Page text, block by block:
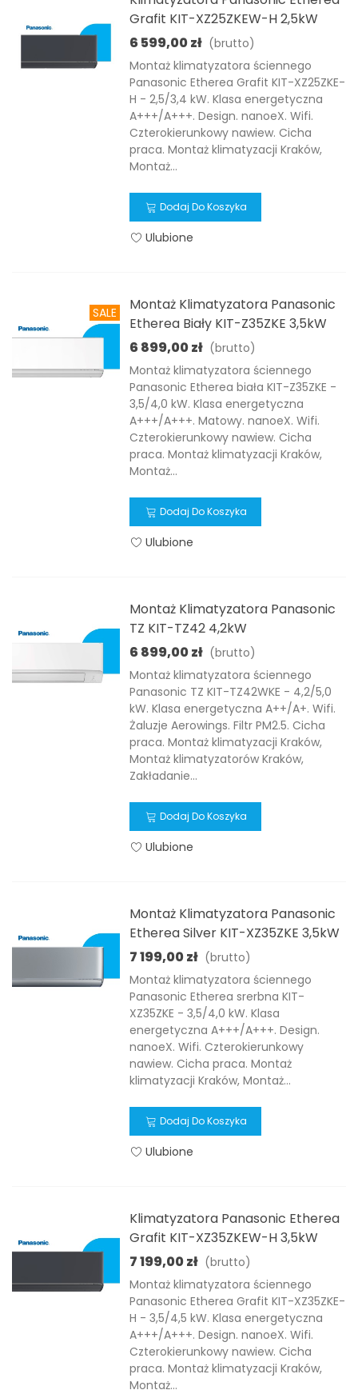
Grafit KIT-XZ25ZKEW-H 2,5kW
6 599,00 zł (brutto)
Montaż klimatyzatora ściennego
Panasonic Etherea Grafit KIT-XZ25ZKE-
H - 2,5/3,4 kW. Klasa energetyczna
A+++/A+++. Design. nanoeX. Wifi.
Czterokierunkowy nawiew. Cicha
praca. Montaż klimatyzacji Kraków,
Montaż...
Dodaj Do Koszyka
Ulubione
SALE
Montaż Klimatyzatora Panasonic
Etherea Biały KIT-Z35ZKE 3,5kW
6 899,00 zł (brutto)
Montaż klimatyzatora ściennego
Panasonic Etherea biała KIT-Z35ZKE -
3,5/4,0 kW. Klasa energetyczna
A+++/A+++. Matowy. nanoeX. Wifi.
Czterokierunkowy nawiew. Cicha
praca. Montaż klimatyzacji Kraków,
Montaż...
Dodaj Do Koszyka
Ulubione
Montaż Klimatyzatora Panasonic
TZ KIT-TZ42 4,2kW
6 899,00 zł (brutto)
Montaż klimatyzatora ściennego
Panasonic TZ KIT-TZ42WKE - 4,2/5,0
kW. Klasa energetyczna A++/A+. Wifi.
Żaluzje Aerowings. Filtr PM2.5. Cicha
praca. Montaż klimatyzacji Kraków,
Montaż klimatyzatorów Kraków,
Zakładanie...
Dodaj Do Koszyka
Ulubione
Montaż Klimatyzatora Panasonic
Etherea Silver KIT-XZ35ZKE 3,5kW
7 199,00 zł (brutto)
Montaż klimatyzatora ściennego
Panasonic Etherea srerbna KIT-
XZ35ZKE - 3,5/4,0 kW. Klasa
energetyczna A+++/A+++. Design.
nanoeX. Wifi. Czterokierunkowy
nawiew. Cicha praca. Montaż
klimatyzacji Kraków, Montaż...
Dodaj Do Koszyka
Ulubione
Klimatyzatora Panasonic Etherea
Grafit KIT-XZ35ZKEW-H 3,5kW
7 199,00 zł (brutto)
Montaż klimatyzatora ściennego
Panasonic Etherea Grafit KIT-XZ35ZKE-
H - 3,5/4,5 kW. Klasa energetyczna
A+++/A+++. Design. nanoeX. Wifi.
Czterokierunkowy nawiew. Cicha
praca. Montaż klimatyzacji Kraków,
Montaż...